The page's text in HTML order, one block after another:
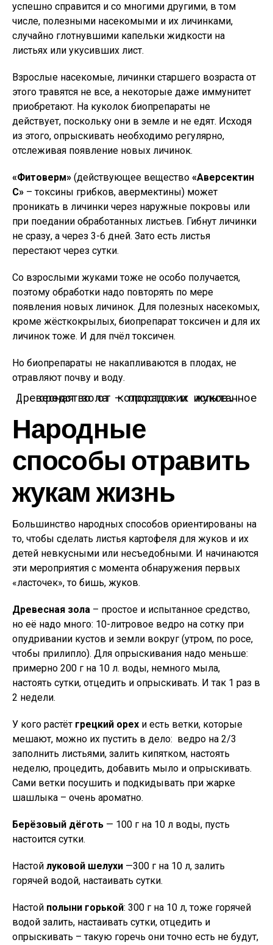
успешно справится и со многими другими, в том
числе, полезными насекомыми и их личинками,
случайно глотнувшими капельки жидкости на
листьях или укусивших лист.
Взрослые насекомые, личинки старшего возраста от
этого травятся не все, а некоторые даже иммунитет
приобретают. На куколок биопрепараты не
действует, поскольку они в земле и не едят. Исходя
из этого, опрыскивать необходимо регулярно,
отслеживая появление новых личинок.
«Фитоверм» (действующее вещество «Аверсектин
С» – токсины грибков, авермектины) может
проникать в личинки через наружные покровы или
при поедании обработанных листьев. Гибнут личинки
не сразу, а через 3-6 дней. Зато есть листья
перестают через сутки.
Со взрослыми жуками тоже не особо получается,
поэтому обработки надо повторять по мере
появления новых личинок. Для полезных насекомых,
кроме жёсткокрылых, биопрепарат токсичен и для их
личинок тоже. И для пчёл токсичен.
Но биопрепараты не накапливаются в плодах, не
отравляют почву и воду.
Древесная зола — простое и испытанное средство от колорадских жуков.
Народные
способы отравить
жукам жизнь
Большинство народных способов ориентированы на
то, чтобы сделать листья картофеля для жуков и их
детей невкусными или несъедобными. И начинаются
эти мероприятия с момента обнаружения первых
«ласточек», то бишь, жуков.
Древесная зола – простое и испытанное средство,
но её надо много: 10-литровое ведро на сотку при
опудривании кустов и земли вокруг (утром, по росе,
чтобы прилипло). Для опрыскивания надо меньше:
примерно 200 г на 10 л. воды, немного мыла,
настоять сутки, отцедить и опрыскивать. И так 1 раз в
2 недели.
У кого растёт грецкий орех и есть ветки, которые
мешают, можно их пустить в дело: ведро на 2/3
заполнить листьями, залить кипятком, настоять
неделю, процедить, добавить мыло и опрыскивать.
Сами ветки посушить и подкидывать при жарке
шашлыка – очень ароматно.
Берёзовый дёготь — 100 г на 10 л воды, пусть
настоится сутки.
Настой луковой шелухи —300 г на 10 л, залить
горячей водой, настаивать сутки.
Настой полыни горькой: 300 г на 10 л, тоже горячей
водой залить, настаивать сутки, отцедить и
опрыскивать – такую горечь они точно есть не будут,